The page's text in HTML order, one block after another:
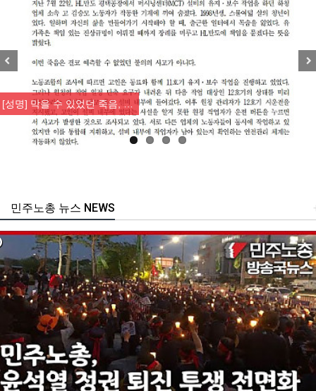
[성명] 막을 수 있었던 죽음, …
주노총 뉴스 NEWS